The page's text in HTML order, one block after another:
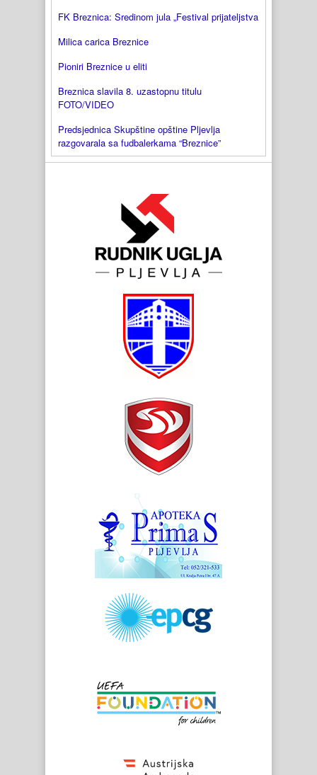
FK Breznica: Sredinom jula „Festival prijateljstva
Milica carica Breznice
Pioniri Breznice u eliti
Breznica slavila 8. uzastopnu titulu
FOTO/VIDEO
Predsjednica Skupštine opštine Pljevlja
razgovarala sa fudbalerkama “Breznice”